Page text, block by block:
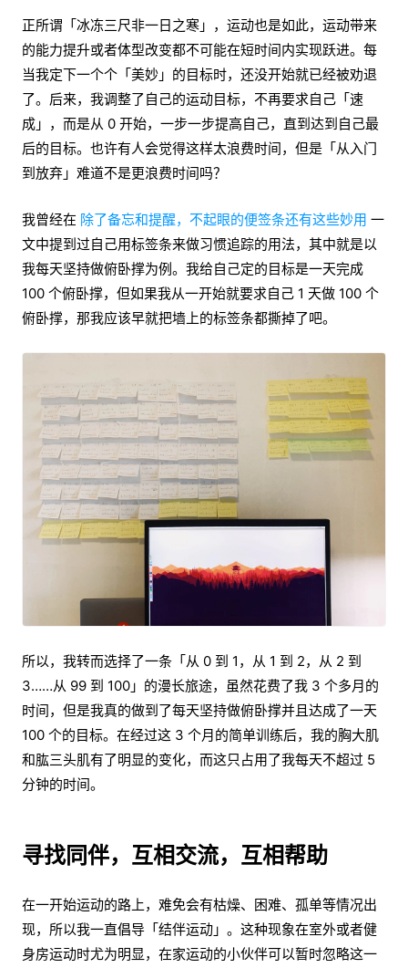
正所谓「冰冻三尺非一日之寒」，运动也是如此，运动带来
的能力提升或者体型改变都不可能在短时间内实现跃进。每
当我定下一个个「美妙」的目标时，还没开始就已经被劝退
了。后来，我调整了自己的运动目标，不再要求自己「速
成」，而是从 0 开始，一步一步提高自己，直到达到自己最
后的目标。也许有人会觉得这样太浪费时间，但是「从入门
到放弃」难道不是更浪费时间吗？
我曾经在 除了备忘和提醒，不起眼的便签条还有这些妙用 一
文中提到过自己用标签条来做习惯追踪的用法，其中就是以
我每天坚持做俯卧撑为例。我给自己定的目标是一天完成
100 个俯卧撑，但如果我从一开始就要求自己 1 天做 100 个
俯卧撑，那我应该早就把墙上的标签条都撕掉了吧。
所以，我转而选择了一条「从 0 到 1，从 1 到 2，从 2 到
3……从 99 到 100」的漫长旅途，虽然花费了我 3 个多月的
时间，但是我真的做到了每天坚持做俯卧撑并且达成了一天
100 个的目标。在经过这 3 个月的简单训练后，我的胸大肌
和肱三头肌有了明显的变化，而这只占用了我每天不超过 5
分钟的时间。
寻找同伴，互相交流，互相帮助
在一开始运动的路上，难免会有枯燥、困难、孤单等情况出
现，所以我一直倡导「结伴运动」。这种现象在室外或者健
身房运动时尤为明显，在家运动的小伙伴可以暂时忽略这一